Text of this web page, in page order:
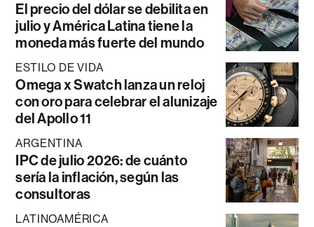
El precio del dólar se debilita en
julio y América Latina tiene la
moneda más fuerte del mundo
ESTILO DE VIDA
Omega x Swatch lanza un reloj
con oro para celebrar el alunizaje
del Apollo 11
ARGENTINA
IPC de julio 2026: de cuánto
sería la inflación, según las
consultoras
LATINOAMÉRICA